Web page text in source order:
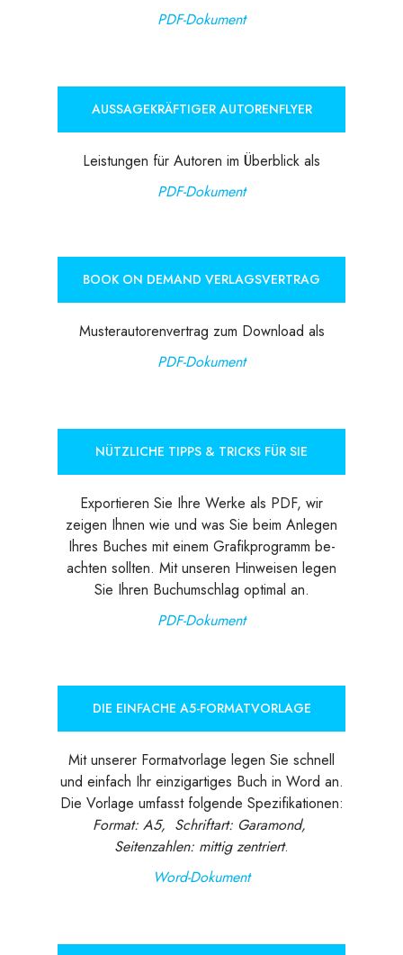
PDF-Dokument
AUSSAGEKRÄFTIGER AUTORENFLYER
Leistungen für Autoren im Überblick als
PDF-Dokument
BOOK ON DEMAND VERLAGSVERTRAG
Musterautorenvertrag zum Download als
PDF-Dokument
NÜTZLICHE TIPPS & TRICKS FÜR SIE
Exportieren Sie Ihre Werke als PDF, wir
zeigen Ihnen wie und was Sie beim Anlegen
Ihres Buches mit einem Grafikprogramm be-
achten sollten. Mit unseren Hinweisen legen
Sie Ihren Buchumschlag optimal an.
PDF-Dokument
DIE EINFACHE A5-FORMATVORLAGE
Mit unserer Formatvorlage legen Sie schnell
und einfach Ihr einzigartiges Buch in Word an.
Die Vorlage umfasst folgende Spezifikationen:
Format: A5, Schriftart: Garamond,
Seitenzahlen: mittig zentriert.
Word-Dokument